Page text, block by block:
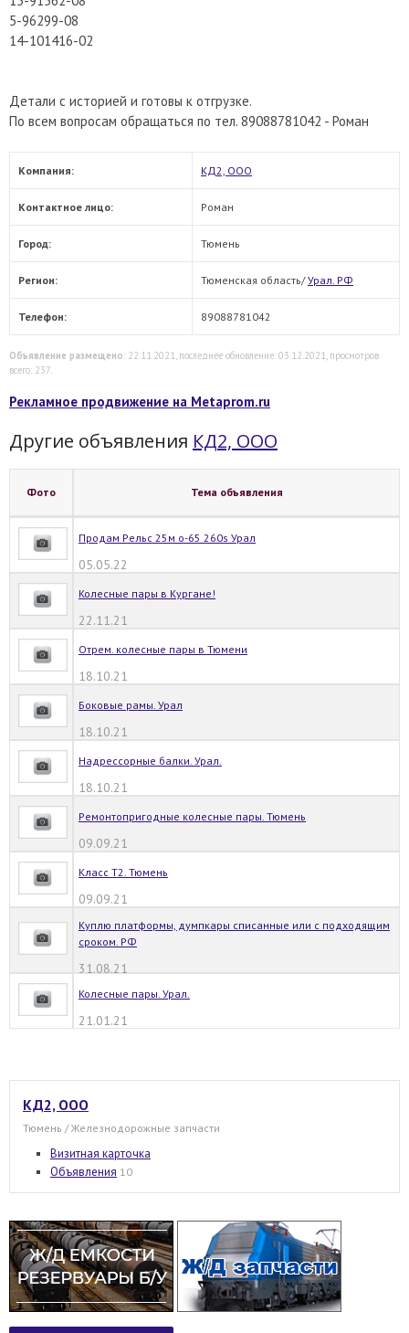
5-96299-08
14-101416-02
Детали с историей и готовы к отгрузке.
По всем вопросам обращаться по тел. 89088781042 - Роман
Компания: КД2, ООО
Контактное лицо: Роман
Город: Тюмень
Регион: Тюменская область/Урал. РФ
Телефон: 89088781042
Объявление размещено: 22.11.2021, последнее обновление: 03.12.2021, просмотров
всего: 237.
Рекламное продвижение на Metaprom.ru
Другие объявления КД2, ООО
Фото Тема объявления
Продам Рельс 25м о-65 260s Урал
05.05.22
Колесные пары в Кургане!
22.11.21
Отрем. колесные пары в Тюмени
18.10.21
Боковые рамы. Урал
18.10.21
Надрессорные балки. Урал.
18.10.21
Ремонтопригодные колесные пары. Тюмень
09.09.21
Класс Т2. Тюмень
09.09.21
Куплю платформы, думпкары списанные или с подходящим
сроком. РФ
31.08.21
Колесные пары. Урал.
21.01.21
КД2, ООО
Тюмень / Железнодорожные запчасти
Визитная карточка
Объявления 10